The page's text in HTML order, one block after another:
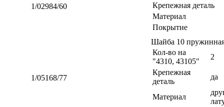
1/02984/60
Крепежная деталь
Материал
Покрытие
1/05168/77
Шайба 10
Кол-во на
"4310, 43105"
2
Крепежная
деталь
да
Материал